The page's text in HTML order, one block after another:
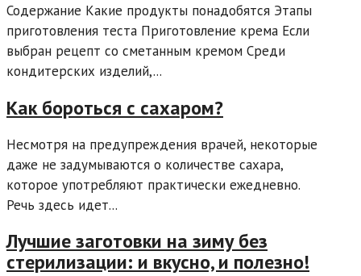
Содержание Какие продукты понадобятся Этапы
приготовления теста Приготовление крема Если
выбран рецепт со сметанным кремом Среди
кондитерских изделий,...
Как бороться с сахаром?
Несмотря на предупреждения врачей, некоторые
даже не задумываются о количестве сахара,
которое употребляют практически ежедневно.
Речь здесь идет...
Лучшие заготовки на зиму без
стерилизации: и вкусно, и полезно!